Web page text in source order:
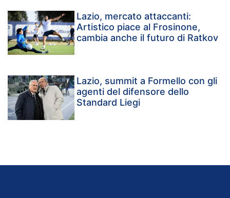
Lazio, mercato attaccanti:
Artistico piace al Frosinone,
cambia anche il futuro di Ratkov
Lazio, summit a Formello con gli
agenti del difensore dello
Standard Liegi